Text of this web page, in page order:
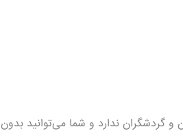
و گردشگران ندارد و شما می‌توانید بدون